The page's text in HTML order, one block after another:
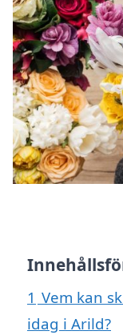
1 Vem kan
idag i Arild?